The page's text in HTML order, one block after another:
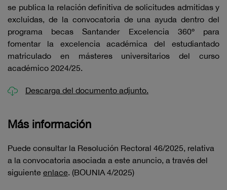
se publica la relación definitiva de solicitudes admitidas y
excluidas, de la convocatoria de una ayuda dentro del
programa becas Santander Excelencia 360º para
fomentar la excelencia académica del estudiantado
matriculado en másteres universitarios del curso
académico 2024/25.
Descarga del documento adjunto.
Más información
Puede consultar la Resolución Rectoral 46/2025, relativa
a la convocatoria asociada a este anuncio, a través del
siguiente enlace. (BOUNIA 4/2025)